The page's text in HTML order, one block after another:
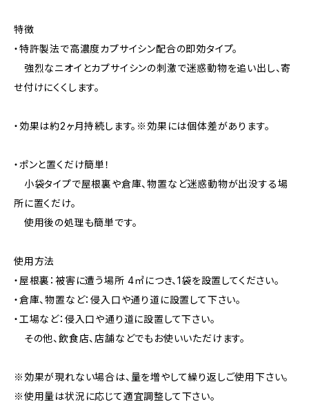
特徴
・特許製法で高濃度カプサイシン配合の即効タイプ。
強烈なニオイとカプサイシンの刺激で迷惑動物を追い出し、寄
せ付けにくくします。
・効果は約2ヶ月持続します。※効果には個体差があります。
・ポンと置くだけ簡単！
小袋タイプで屋根裏や倉庫、物置など迷惑動物が出没する場
所に置くだけ。
使用後の処理も簡単です。
使用方法
・屋根裏：被害に遭う場所 4㎡につき、1袋を設置してください。
・倉庫、物置など：侵入口や通り道に設置して下さい。
・工場など：侵入口や通り道に設置して下さい。
その他、飲食店、店舗などでもお使いいただけます。
※効果が現れない場合は、量を増やして繰り返しご使用下さい。
※使用量は状況に応じて適宜調整して下さい。